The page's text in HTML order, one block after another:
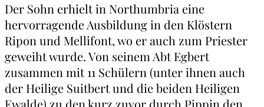
Der Sohn erhielt in Northumbria eine
hervorragende Ausbildung in den Klöstern
Ripon und Mellifont, wo er auch zum Priester
geweiht wurde. Von seinem Abt Egbert
zusammen mit 11 Schülern (unter ihnen auch
der Heilige Suitbert und die beiden Heiligen